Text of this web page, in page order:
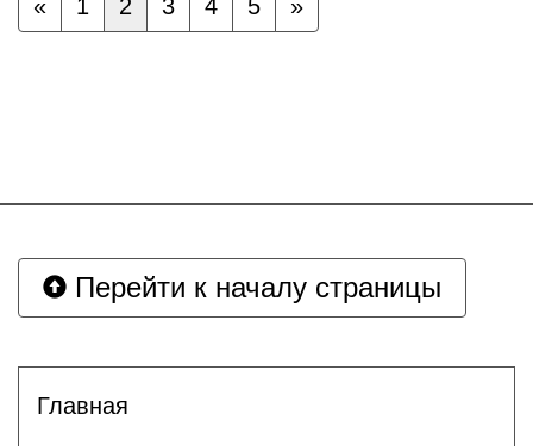
« 1 2 3 4 5 »
Перейти к началу страницы
Главная